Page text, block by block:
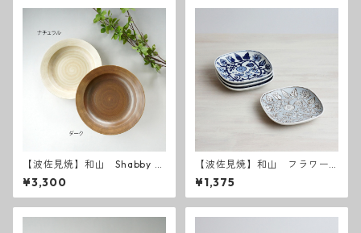
【波佐見焼】和山 Shabby c
hic style カレー皿
¥3,300
【波佐見焼】和山 フラワー
パレード取皿
¥1,375